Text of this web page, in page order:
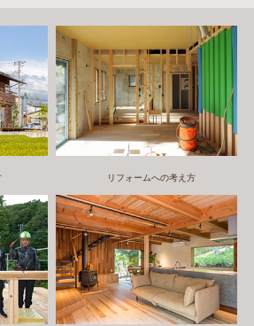
リフォームへの考え方